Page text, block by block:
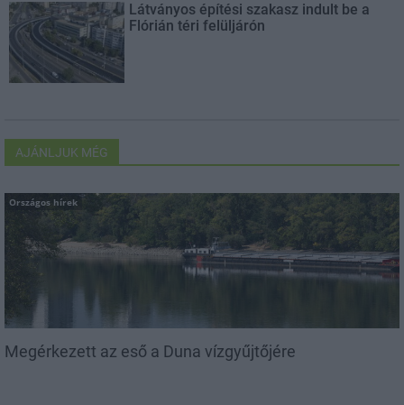
Látványos építési szakasz indult be a
Flórián téri felüljárón
AJÁNLJUK MÉG
Országos hírek
Megérkezett az eső a Duna vízgyűjtőjére